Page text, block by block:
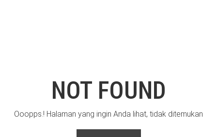
NOT FOUND
Ooopps.! Halaman yang ingin Anda lihat, tidak ditemukan